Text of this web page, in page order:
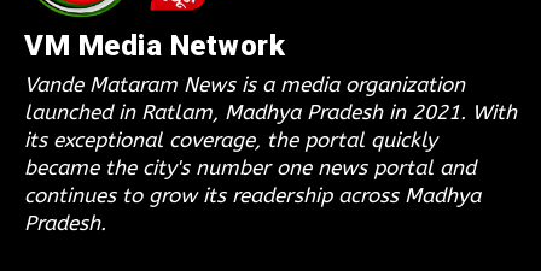
VM Media Network
Vande Mataram News is a media organization
launched in Ratlam, Madhya Pradesh in 2021. With
its exceptional coverage, the portal quickly
became the city's number one news portal and
continues to grow its readership across Madhya
Pradesh.